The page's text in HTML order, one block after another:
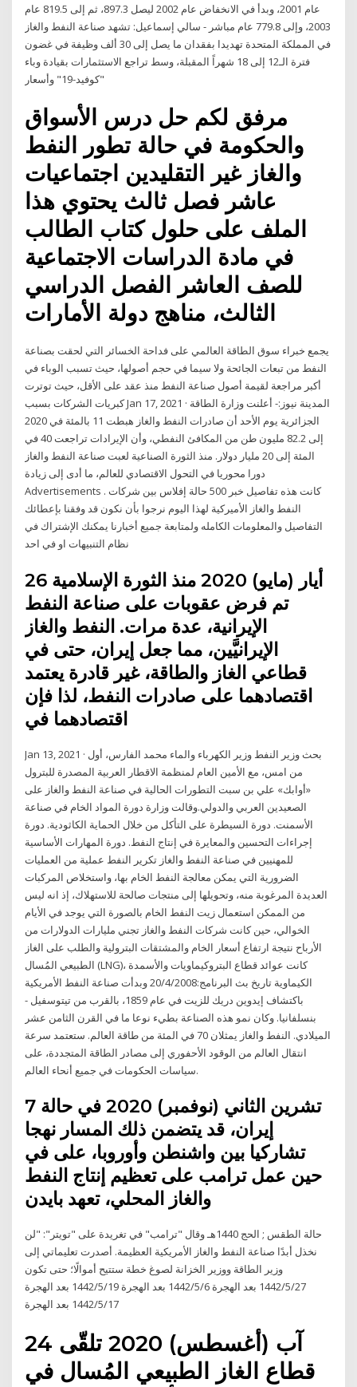
عام 2001، وبدأ في الانخفاض عام 2002 ليصل 897.3، ثم إلى 819.5 عام
2003، وإلى 779.8 عام مباشر - سالي إسماعيل: تشهد صناعة النفط والغاز
في المملكة المتحدة تهديدا بفقدان ما يصل إلى 30 ألف وظيفة في غضون
فترة الـ12 إلى 18 شهراً المقبلة، وسط تراجع الاستثمارات بقيادة وباء
"كوفيد-19" وأسعار
مرفق لكم حل درس الأسواق
والحكومة في حالة تطور النفط
والغاز غير التقليدين اجتماعيات
عاشر فصل ثالث يحتوي هذا
الملف على حلول كتاب الطالب
في مادة الدراسات الاجتماعية
للصف العاشر الفصل الدراسي
الثالث، مناهج دولة الأمارات
يجمع خبراء سوق الطاقة العالمي على فداحة الخسائر التي لحقت بصناعة
النفط من تبعات الجائحة ولا سيما في حجم أصولها، حيث تسبب الوباء في
أكبر مراجعة لقيمة أصول صناعة النفط منذ عقد على الأقل، حيث توترت
كبريات الشركات بسبب Jan 17, 2021 · المدينة نيوز:- أعلنت وزارة الطاقة
الجزائرية يوم الأحد أن صادرات النفط والغاز هبطت 11 بالمئة في 2020
إلى 82.2 مليون طن من المكافئ النفطي، وأن الإيرادات تراجعت 40 في
المئة إلى 20 مليار دولار. منذ الثورة الصناعية لعبت صناعة النفط والغاز
دورا محوريا في التحول الاقتصادي للعالم، ما أدى إلى زيادة
Advertisements . كانت هذه تفاصيل خبر 500 حالة إفلاس بين شركات
النفط والغاز الأميركية لهذا اليوم نرجوا بأن نكون قد وفقنا بإعطائك
التفاصيل والمعلومات الكامله ولمتابعة جميع أخبارنا يمكنك الإشتراك في
نظام التنبيهات او في احد
26 أيار (مايو) 2020 منذ الثورة اﻹسلامية
تم فرض عقوبات على صناعة النفط
الإيرانية، عدة مرات. النفط والغاز
الإيرانيَّين، مما جعل إيران، حتى في
قطاعي الغاز والطاقة، غير قادرة يعتمد
اقتصادهما على صادرات النفط، لذا فإن
اقتصادهما في
Jan 13, 2021 · بحث وزیر النفط وزیر الكهرباء والماء محمد الفارس، أول
من امس، مع الأمین العام لمنظمة الاقطار العربیة المصدرة للبترول
«أوابك» علي بن سبت التطورات الحالیة في صناعة النفط والغاز على
الصعیدین العربي والدولي.وقالت وزارة دورة المواد الخام في صناعة
الأسمنت. دورة السيطرة على التأكل من خلال الحماية الكاثودية. دورة
إجراءات التحسين والمعايرة في إنتاج النفط. دورة المهارات الأساسية
للمهنيين في صناعة النفط والغاز تكرير النفط عملية من العمليات
الضرورية التي يمكن معالجة النفط الخام بها، واستخلاص المركبات
العديدة المرغوبة منه، وتحويلها إلى منتجات صالحة للاستهلاك، إذ انه ليس
من الممكن استعمال زيت النفط الخام بالصورة التي يوجد في الأيام
الخوالي، حين كانت شركات النفط والغاز تجني مليارات الدولارات من
الأرباح نتيجة ارتفاع أسعار الخام والمشتقات البترولية والطلب على الغاز
الطبيعي المُسال (LNG)، كانت عوائد قطاع البتروكيماويات والأسمدة
الكيماوية تاريخ بث البرنامج:20/4/2008 وبدأت صناعة النفط الأمريكية
باكتشاف إيدوين دريك للزيت في عام 1859، بالقرب من تيتوسفيل -
بنسلفانيا. وكان نمو هذه الصناعة بطيء نوعا ما في القرن الثامن عشر
الميلادي. النفط والغاز يمثلان 70 في المئة من طاقة العالم. ستعتمد سرعة
انتقال العالم من الوقود الأحفوري إلى مصادر الطاقة المتجددة، على
سياسات الحكومات في جميع أنحاء العالم.
7 تشرين الثاني (نوفمبر) 2020 في حالة
إيران، قد يتضمن ذلك المسار نهجا
تشاركيا بين واشنطن وأوروبا، على في
حين عمل ترامب على تعظيم إنتاج النفط
حالة الطقس ; الحج 1440هـ وقال "ترامب" في تغريدة على "تويتر": "لن
نخذل أبدًا صناعة النفط والغاز الأمريكية العظيمة. أصدرت تعليماتي إلى
وزير الطاقة ووزير الخزانة لصوغ خطة ستتيح أموالًا؛ حتى تكون
27‏‏/5‏‏/1442 بعد الهجرة 6‏‏/5‏‏/1442 بعد الهجرة 19‏‏/5‏‏/1442 بعد الهجرة
17‏‏/5‏‏/1442 بعد الهجرة
24 آب (أغسطس) 2020 تلقّى
قطاع الغاز الطبيعي المُسال في